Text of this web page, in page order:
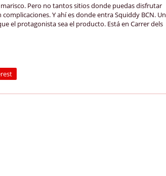
Pero no tantos sitios donde puedas disfrutar
Y ahí es donde entra Squiddy BCN. Un
el protagonista sea el producto. Está en Carrer dels